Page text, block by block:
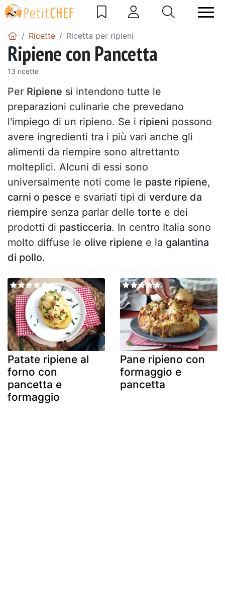
Ricette Ricetta per ripieni
Ripiene con Pancetta
13 ricette
Per Ripiene si intendono tutte le
preparazioni culinarie che prevedano
l'impiego di un ripieno. Se i ripieni possono
avere ingredienti tra i più vari anche gli
alimenti da riempire sono altrettanto
molteplici. Alcuni di essi sono
universalmente noti come le paste ripiene,
carni o pesce e svariati tipi di verdure da
riempire senza parlar delle torte e dei
prodotti di pasticceria. In centro Italia sono
molto diffuse le olive ripiene e la galantina
di pollo.
Patate ripiene al
forno con
pancetta e
formaggio
Pane ripieno con
formaggio e
pancetta